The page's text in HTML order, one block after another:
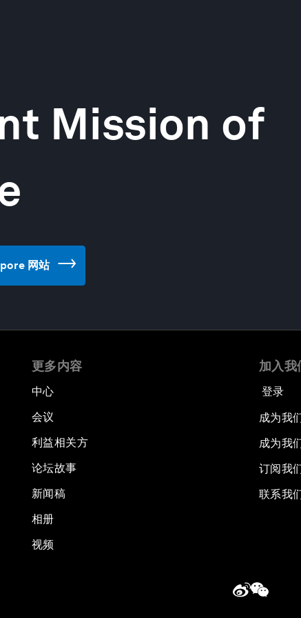
Mission of
网站
更多内容
中心
会议
利益相关方
论坛故事
新闻稿
相册
视频
加入我
登录
成为我
成为我
订阅我
联系我